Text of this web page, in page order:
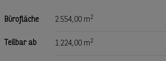
Bürofläche 2.554,00 m2
Teilbar ab 1.224,00 m2